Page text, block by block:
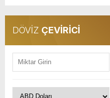
DÖVİZ ÇEVİRİCİ